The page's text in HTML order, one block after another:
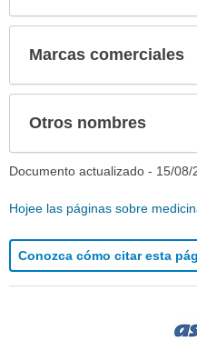
Marcas comerciales
Otros nombres
Documento actualizado - 15/08/
Hojee las páginas sobre
Conozca cómo citar esta